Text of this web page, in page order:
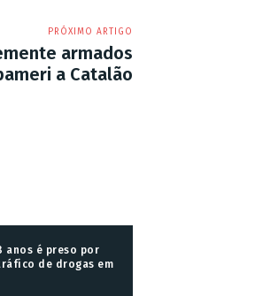
PRÓXIMO ARTIGO
armados
a Catalão
anos é preso por
de drogas em